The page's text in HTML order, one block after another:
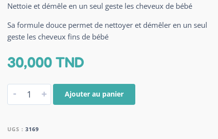
Nettoie et démêle en un seul geste les cheveux de bébé
Sa formule douce permet de nettoyer et démêler en un seul
geste les cheveux fins de bébé
30,000TND
- + Ajouter au panier
UGS : 3169